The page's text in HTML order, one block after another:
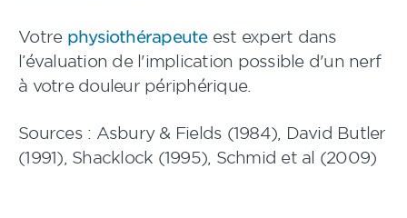
Votre physiothérapeute est expert dans
l’évaluation de l'implication possible d'un nerf
à votre douleur périphérique.
Sources : Asbury & Fields (1984), David Butler
(1991), Shacklock (1995), Schmid et al (2009)